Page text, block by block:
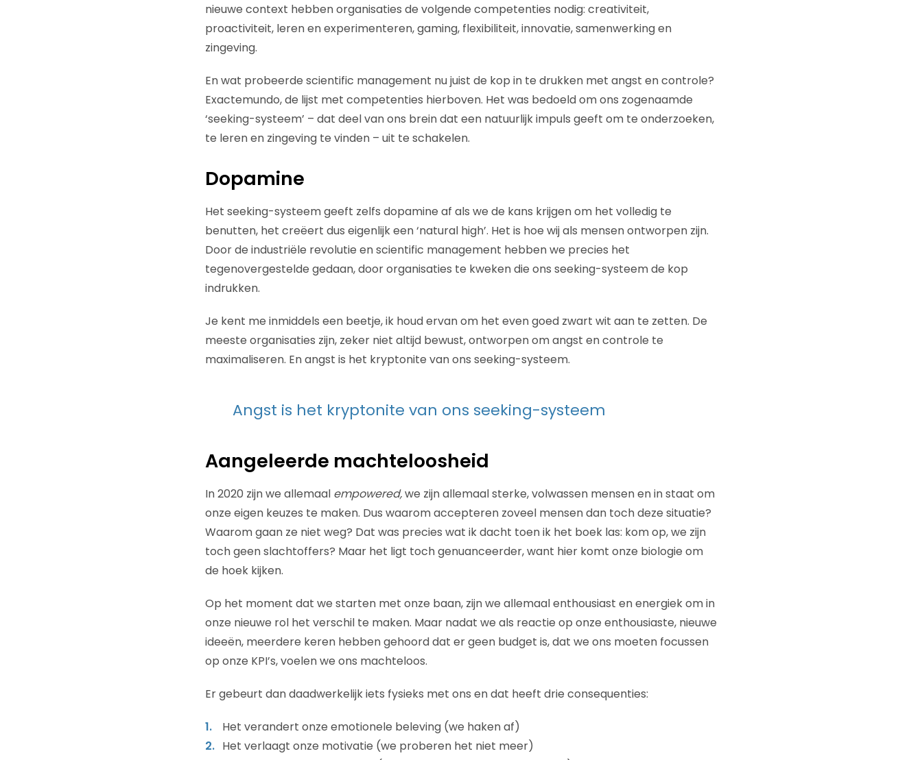
nieuwe context hebben organisaties de volgende competenties nodig: creativiteit,
proactiviteit, leren en experimenteren, gaming, flexibiliteit, innovatie, samenwerking en
zingeving.
En wat probeerde scientific management nu juist de kop in te drukken met angst en controle?
Exactemundo, de lijst met competenties hierboven. Het was bedoeld om ons zogenaamde
‘seeking-systeem’ – dat deel van ons brein dat een natuurlijk impuls geeft om te onderzoeken,
te leren en zingeving te vinden – uit te schakelen.
Dopamine
Het seeking-systeem geeft zelfs dopamine af als we de kans krijgen om het volledig te
benutten, het creëert dus eigenlijk een ‘natural high’. Het is hoe wij als mensen ontworpen zijn.
Door de industriële revolutie en scientific management hebben we precies het
tegenovergestelde gedaan, door organisaties te kweken die ons seeking-systeem de kop
indrukken.
Je kent me inmiddels een beetje, ik houd ervan om het even goed zwart wit aan te zetten. De
meeste organisaties zijn, zeker niet altijd bewust, ontworpen om angst en controle te
maximaliseren. En angst is het kryptonite van ons seeking-systeem.
Angst is het kryptonite van ons seeking-systeem
Aangeleerde machteloosheid
In 2020 zijn we allemaal empowered,we zijn allemaal sterke, volwassen mensen en in staat om
onze eigen keuzes te maken. Dus waarom accepteren zoveel mensen dan toch deze situatie?
Waarom gaan ze niet weg? Dat was precies wat ik dacht toen ik het boek las: kom op, we zijn
toch geen slachtoffers? Maar het ligt toch genuanceerder, want hier komt onze biologie om
de hoek kijken.
Op het moment dat we starten met onze baan, zijn we allemaal enthousiast en energiek om in
onze nieuwe rol het verschil te maken. Maar nadat we als reactie op onze enthousiaste, nieuwe
ideeën, meerdere keren hebben gehoord dat er geen budget is, dat we ons moeten focussen
op onze KPI’s, voelen we ons machteloos.
Er gebeurt dan daadwerkelijk iets fysieks met ons en dat heeft drie consequenties:
Het verandert onze emotionele beleving (we haken af)
Het verlaagt onze motivatie (we proberen het niet meer)